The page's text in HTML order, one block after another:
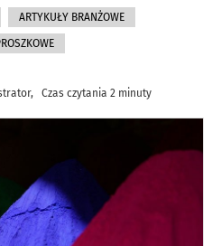
ARTYKUŁY BRANŻOWE
Czas czytania 2 minuty